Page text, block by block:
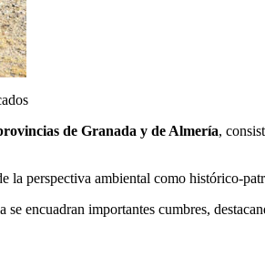
de Granada y de Almería,
la perspectiva ambiental como histórico-
se encuadran importantes cumbres,